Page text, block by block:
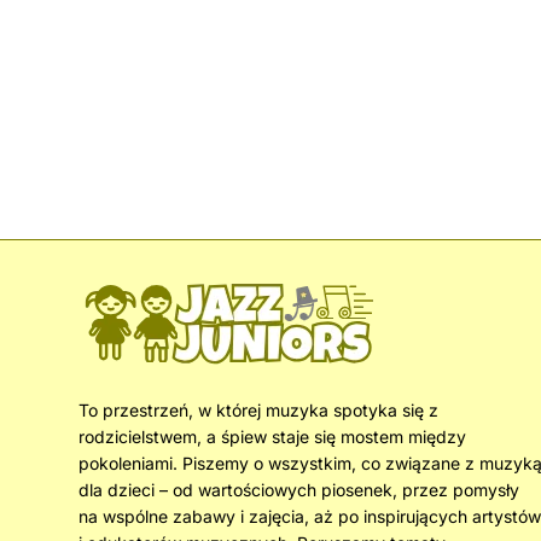
To przestrzeń, w której muzyka spotyka się z
rodzicielstwem, a śpiew staje się mostem między
pokoleniami. Piszemy o wszystkim, co związane z muzyką
dla dzieci – od wartościowych piosenek, przez pomysły
na wspólne zabawy i zajęcia, aż po inspirujących artystów